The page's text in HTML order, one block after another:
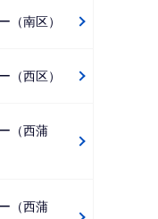
（南区）
（西区）
（西蒲
（西蒲